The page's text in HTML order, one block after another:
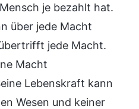
je bezahlt hat.
über jede Macht
jede Macht.
Macht
Lebenskraft kann
Wesen und keiner